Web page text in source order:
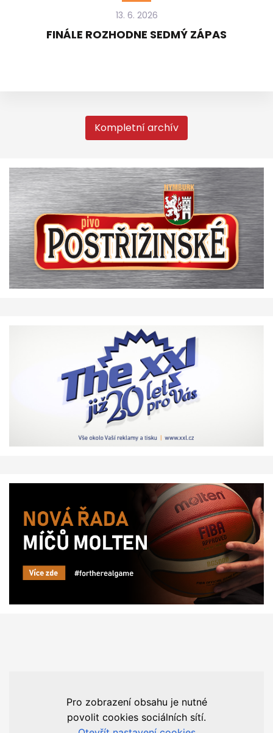
13. 6. 2026
FINÁLE ROZHODNE SEDMÝ ZÁPAS
Kompletní archív